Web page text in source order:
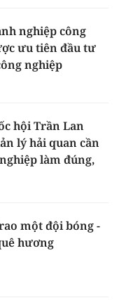
nghiệp công
ưu tiên đầu tư
nghiệp
hội Trần Lan
lý hải quan cần
làm đúng,
một đội bóng -
hương